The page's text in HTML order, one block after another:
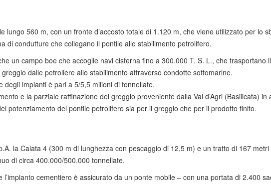
lungo 560 m, con un fronte d’accosto totale di 1.120 m, che viene utilizzato per
di condutture che collegano il pontile allo stabilimento petrolifero.
un campo boe che accoglie navi cisterna fino a 300.000 T. S. L., che
dalle petroliere allo stabilimento attraverso condotte sottomarine.
degli impianti è pari a 5/5,5 milioni di tonnellate.
e la parziale raffinazione del greggio proveniente dalla Val d’Agri (Basilicata)
potenziamento del pontile petrolifero sia per il greggio che per il prodotto finito.
la Calata 4 (300 m di lunghezza con pescaggio di 12,5 m) e un tratto di 167
di circa 400.000/500.000 tonnellate.
l’impianto cementiero è assicurato da un ponte mobile – con una portata di 2.400